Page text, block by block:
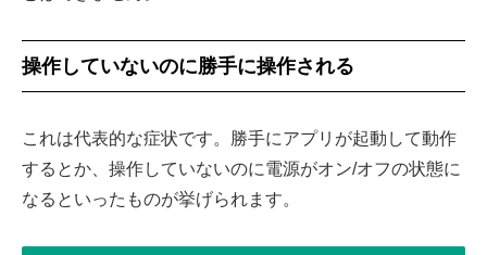
操作していないのに勝手に操作される
これは代表的な症状です。勝手にアプリが起動して動作
するとか、操作していないのに電源がオン/オフの状態に
なるといったものが挙げられます。